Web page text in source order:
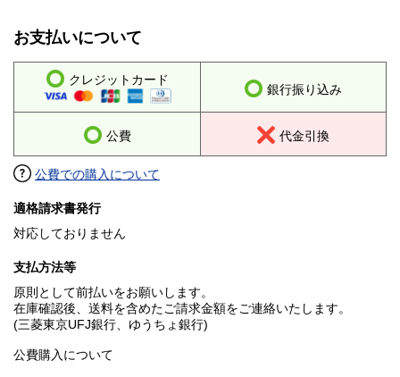
お支払いについて
クレジットカード
銀行振り込み
公費 代金引換
公費での購入について
適格請求書発行
対応しておりません
支払方法等
原則として前払いをお願いします。
在庫確認後、送料を含めたご請求金額をご連絡いたします。
(三菱東京UFJ銀行、ゆうちょ銀行)
公費購入について